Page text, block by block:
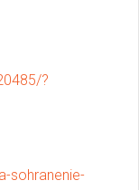
?
sohranenie-